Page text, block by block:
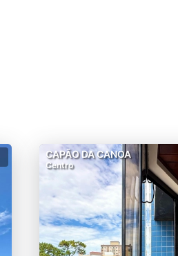
CAPÃO DA CANOA
Centro